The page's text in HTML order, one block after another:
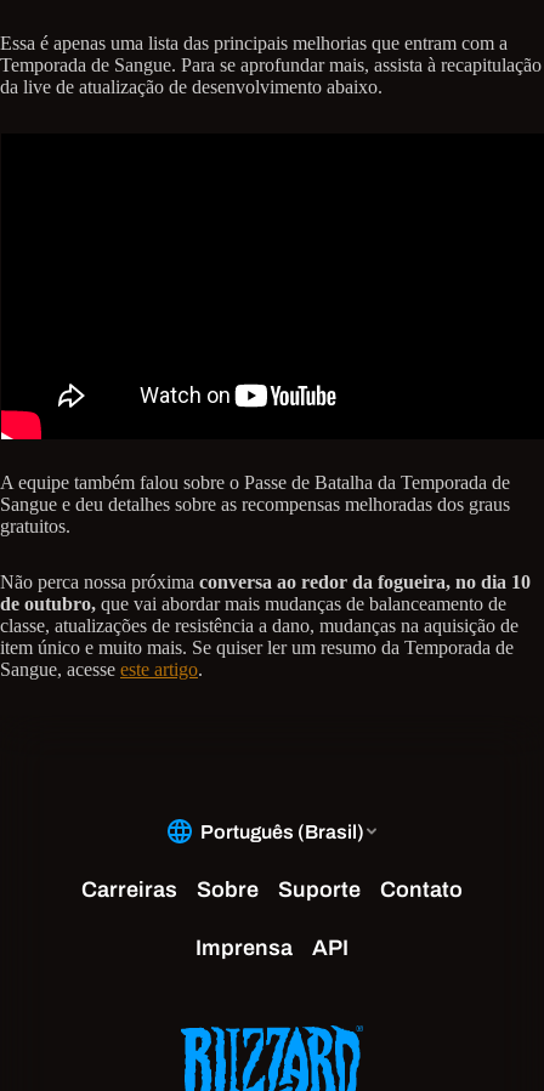
Essa é apenas uma lista das principais melhorias que entram com a
Temporada de Sangue. Para se aprofundar mais, assista à recapitulação
da live de atualização de desenvolvimento abaixo.
A equipe também falou sobre o Passe de Batalha da Temporada de
Sangue e deu detalhes sobre as recompensas melhoradas dos graus
gratuitos.
Não perca nossa próxima conversa ao redor da fogueira, no dia 10
de outubro, que vai abordar mais mudanças de balanceamento de
classe, atualizações de resistência a dano, mudanças na aquisição de
item único e muito mais. Se quiser ler um resumo da Temporada de
Sangue, acesse este artigo.